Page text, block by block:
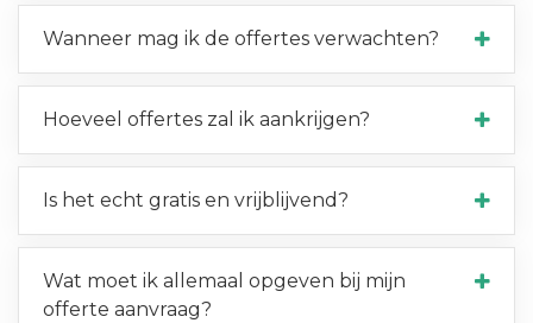
Wanneer mag ik de offertes verwachten?
Hoeveel offertes zal ik aankrijgen?
Is het echt gratis en vrijblijvend?
Wat moet ik allemaal opgeven bij mijn
offerte aanvraag?